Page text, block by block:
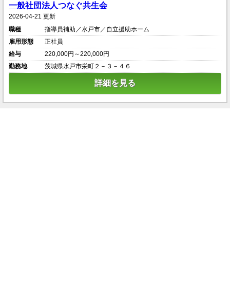
一般社団法人つなぐ共生会
2026-04-21 更新
職種
指導員補助／水戸市／自立援助ホーム
雇用形態
正社員
給与
220,000円～220,000円
勤務地
茨城県水戸市栄町２－３－４６
詳細を見る